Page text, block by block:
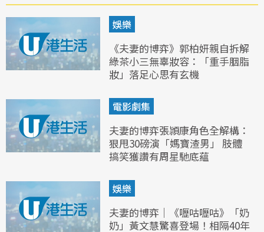
娛樂
《夫妻的博弈》郭柏妍親自拆解
綠茶小三無辜妝容：「重手胭脂
妝」落足心思有玄機
電影劇集
夫妻的博弈張頴康角色全解構：
狠甩30磅演「媽寶渣男」 肢體
搞笑獲讚有周星馳底蘊
娛樂
夫妻的博弈｜《嚦咕嚦咕》「奶
奶」黃文慧驚喜登場！相隔40年